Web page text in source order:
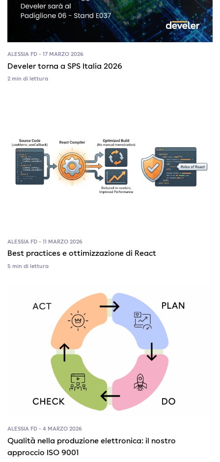
ALESSIA FD - 17 MARZO 2026
Develer torna a SPS Italia 2026
2 min di lettura
ALESSIA FD - 11 MARZO 2026
Best practices e ottimizzazione di React
5 min di lettura
ALESSIA FD - 4 MARZO 2026
Qualità nella produzione elettronica: il nostro
approccio ISO 9001